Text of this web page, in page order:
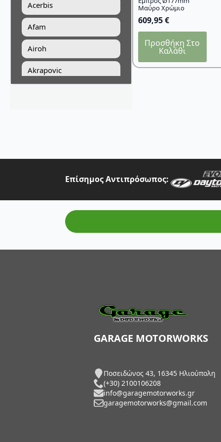
Acerbis
Afam
Airoh
Akrapovic
Art Moto
Auvray
AXP Racing
BMW Genuine Parts
Μαύρο Χρώμιο
609,95€
Προσθήκη Στο
Καλάθι
Επίσημος Αντιπρόσωπος:
GARAGE MOTORWORKS
Ποσειδώνος 43, 16345 Ηλιούπολη
(+30) 2100106208
info@garagemotorworks.gr
garagemotorworks@gmail.com